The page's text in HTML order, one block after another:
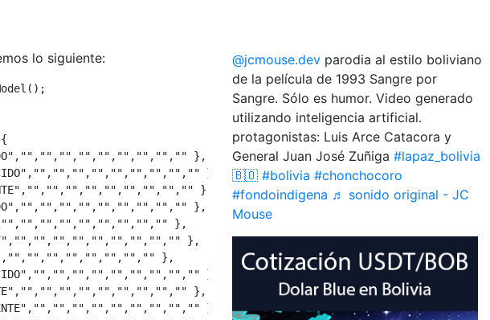
lo siguiente:
},
},
},
},
},
},
},
},
},
},
@jcmouse.dev parodia al estilo boliviano
de la película de 1993 Sangre por
Sangre. Sólo es humor. Video generado
utilizando inteligencia artificial.
protagonistas: Luis Arce Catacora y
General Juan José Zuñiga #lapaz_bolivia
🇧🇴 #bolivia #chonchocoro
#fondoindigena ♬ sonido original - JC
Mouse